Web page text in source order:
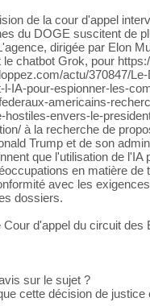
de la cour d'appel
du DOGE suscitent de
dirigée par Elon
le chatbot Grok, pour
actu/370847/
l-IA-pour-espionner-les-
americains-
hostiles-envers-le-
à la recherche de
Trump et de son
que l'utilisation de l'IA
en matière de
avec les
dossiers.
Cour d'appel du circuit des
sur le sujet ?
cette décision de justice